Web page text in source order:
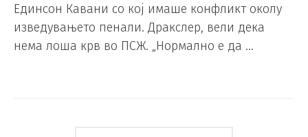
Единсон Кавани со кој имаше конфликт околу
изведувањето пенали. Дракслер, вели дека
нема лоша крв во ПСЖ. „Нормално е да …